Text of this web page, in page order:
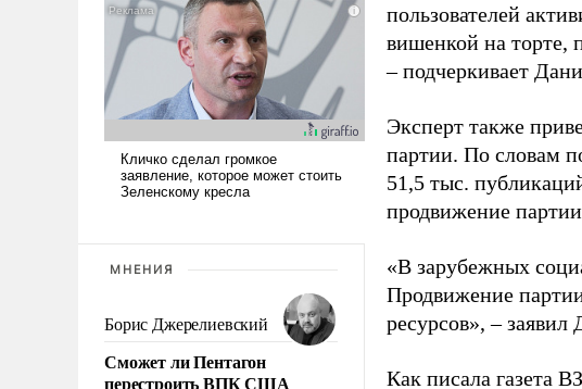
МНЕНИЯ
Борис Джерелиевский
Сможет ли Пентагон
перестроить ВПК США
пользователей
вишенкой на торте,
– подчеркивает
Эксперт также
партии. По словам
51,5 тыс.
продвижение
«В зарубежных
Продвижение
ресурсов», – заявил
Как писала газета